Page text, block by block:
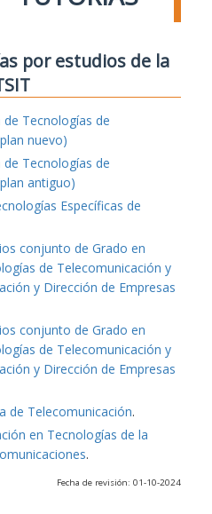
por estudios de la
Tecnologías de
nuevo)
Tecnologías de
antiguo)
Específicas de
conjunto de Grado en
de Telecomunicación y
y Dirección de Empresas
conjunto de Grado en
de Telecomunicación y
y Dirección de Empresas
de Telecomunicación.
en Tecnologías de la
.
Fecha de revisión: 01-10-2024